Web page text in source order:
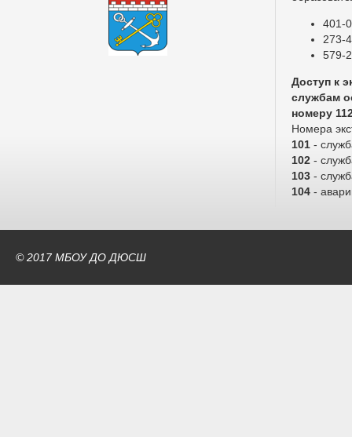
401-
273-
579-
Доступ к
службам
номеру
Номера
101-
102-
103-
104-
© 2017 МБОУ ДО ДЮСШ